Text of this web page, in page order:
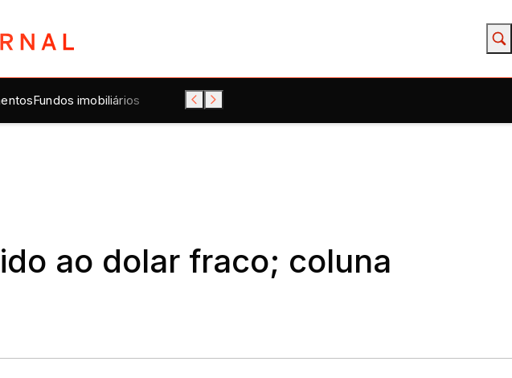
Fundos imobiliários
ao dolar fraco; coluna